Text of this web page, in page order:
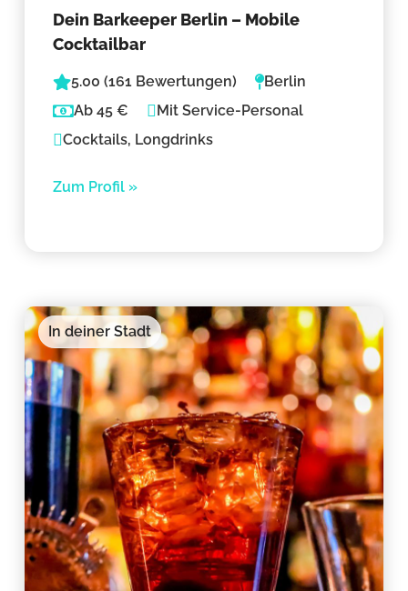
Dein Barkeeper Berlin – Mobile
Cocktailbar
5.00 (161 Bewertungen)
Berlin
Ab 45 €
Mit Service-Personal
Cocktails, Longdrinks
Zum Profil »
In deiner Stadt